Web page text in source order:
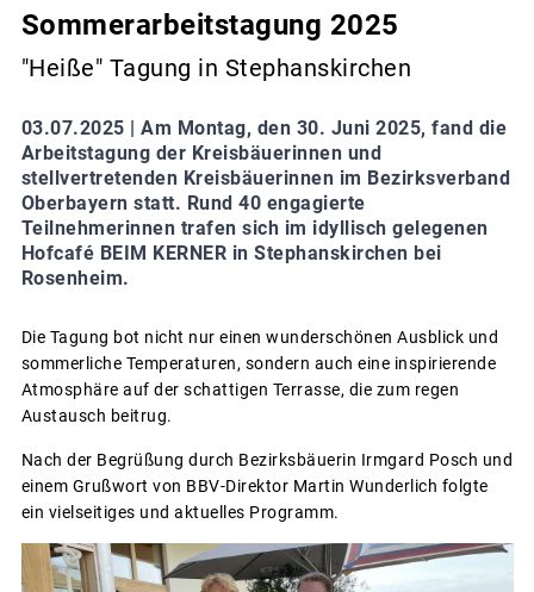
Sommerarbeitstagung 2025
"Heiße" Tagung in Stephanskirchen
03.07.2025 | Am Montag, den 30. Juni 2025, fand die
Arbeitstagung der Kreisbäuerinnen und
stellvertretenden Kreisbäuerinnen im Bezirksverband
Oberbayern statt. Rund 40 engagierte
Teilnehmerinnen trafen sich im idyllisch gelegenen
Hofcafé BEIM KERNER in Stephanskirchen bei
Rosenheim.
Die Tagung bot nicht nur einen wunderschönen Ausblick und
sommerliche Temperaturen, sondern auch eine inspirierende
Atmosphäre auf der schattigen Terrasse, die zum regen
Austausch beitrug.
Nach der Begrüßung durch Bezirksbäuerin Irmgard Posch und
einem Grußwort von BBV-Direktor Martin Wunderlich folgte
ein vielseitiges und aktuelles Programm.